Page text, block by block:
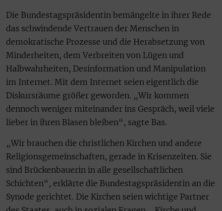
Die Bundestagspräsidentin bemängelte in ihrer Rede
das schwindende Vertrauen der Menschen in
demokratische Prozesse und die Herabsetzung von
Minderheiten, dem Verbreiten von Lügen und
Halbwahrheiten, Desinformation und Manipulation
im Internet. Mit dem Internet seien eigentlich die
Diskursräume größer geworden. „Wir kommen
dennoch weniger miteinander ins Gespräch, weil viele
lieber in ihren Blasen bleiben“, sagte Bas.
„Wir brauchen die christlichen Kirchen und andere
Religionsgemeinschaften, gerade in Krisenzeiten. Sie
sind Brückenbauerin in alle gesellschaftlichen
Schichten“, erklärte die Bundestagspräsidentin an die
Synode gerichtet. Die Kirchen seien wichtige Partner